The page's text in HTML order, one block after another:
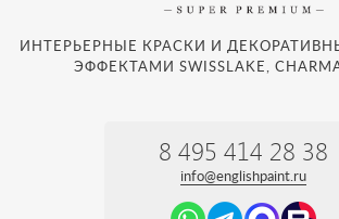
ИНТЕРЬЕРНЫЕ КРАСКИ И
ЭФФЕКТАМИ SWISSLAKE,
8 495 414 28 38
info@englishpaint.ru